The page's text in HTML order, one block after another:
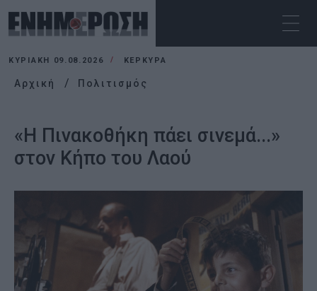
ΚΥΡΙΑΚΉ 09.08.2026 ΚΕΡΚΥΡΑ
Αρχική Πολιτισμός
«Η Πινακοθήκη πάει σινεμά...»
στον Κήπο του Λαού